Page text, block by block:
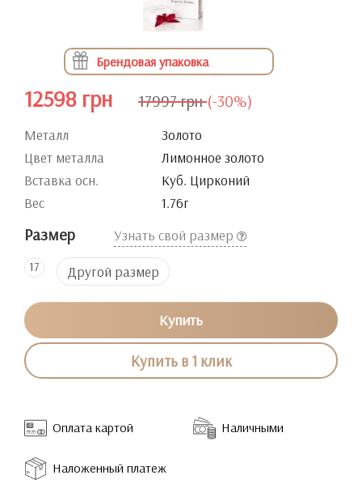
Брендовая упаковка
12598 грн 17997 грн (-30%)
Металл
Золото
Цвет металла
Лимонное золото
Вставка осн.
Куб. Цирконий
Вес
1.76г
Размер Узнать свой размер
17 Другой размер
Купить
Купить в 1 клик
Оплата картой Наличными
Наложенный платеж